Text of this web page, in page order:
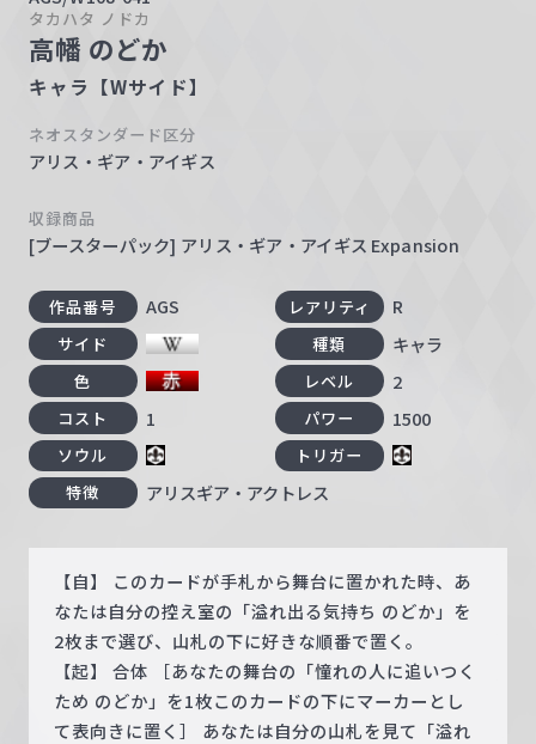
タカハタ ノドカ
高幡 のどか
キャラ【Wサイド】
ネオスタンダード区分
アリス・ギア・アイギス
収録商品
[ブースターパック] アリス・ギア・アイギス Expansion
作品番号 AGS レアリティ R
サイド 種類 キャラ
色 レベル 2
コスト 1 パワー 1500
ソウル
トリガー
特徴
アリスギア・アクトレス
【自】 このカードが手札から舞台に置かれた時、あ
なたは自分の控え室の「溢れ出る気持ち のどか」を
2枚まで選び、山札の下に好きな順番で置く。
【起】 合体 ［あなたの舞台の「憧れの人に追いつく
ため のどか」を1枚このカードの下にマーカーとし
て表向きに置く］ あなたは自分の山札を見て「溢れ